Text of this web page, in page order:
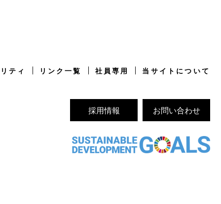
ティ リンク一覧 社員専用 当サイトについて
採用情報 お問い合わせ